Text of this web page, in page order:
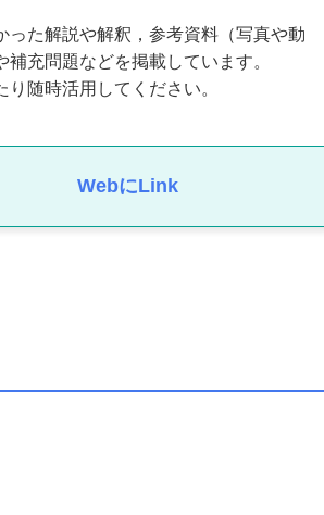
った解説や解釈，参考資料（写真や動
充問題などを掲載しています。
随時活用してください。
WebにLink